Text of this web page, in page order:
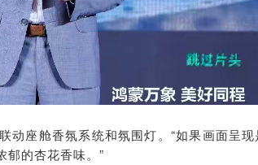
动座舱香氛系统和氛围灯。“如果画面呈现
郁的杏花香味。”